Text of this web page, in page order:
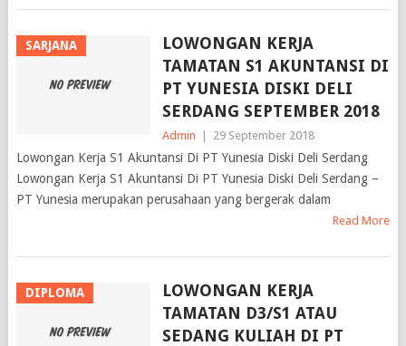
SARJANA
LOWONGAN KERJA
TAMATAN S1 AKUNTANSI DI
PT YUNESIA DISKI DELI
SERDANG SEPTEMBER 2018
Admin 29 September 2018
Lowongan Kerja S1 Akuntansi Di PT Yunesia Diski Deli Serdang
Lowongan Kerja S1 Akuntansi Di PT Yunesia Diski Deli Serdang –
PT Yunesia merupakan perusahaan yang bergerak dalam
Read More
DIPLOMA
LOWONGAN KERJA
TAMATAN D3/S1 ATAU
SEDANG KULIAH DI PT